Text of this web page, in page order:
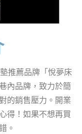
推薦品牌「悅夢床
內品牌，致力於簡
的銷售壓力。開業
得！如果不想再買
。